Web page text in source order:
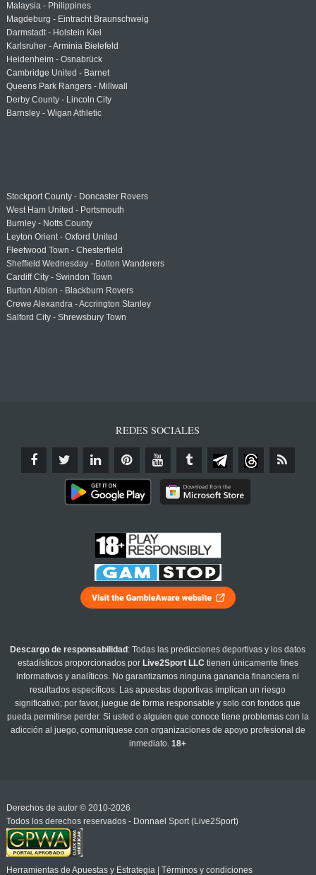
Malaysia - Philippines
Magdeburg - Eintracht Braunschweig
Darmstadt - Holstein Kiel
Karlsruher - Arminia Bielefeld
Heidenheim - Osnabrück
Cambridge United - Barnet
Queens Park Rangers - Millwall
Derby County - Lincoln City
Barnsley - Wigan Athletic
Stockport County - Doncaster Rovers
West Ham United - Portsmouth
Burnley - Notts County
Leyton Orient - Oxford United
Fleetwood Town - Chesterfield
Sheffield Wednesday - Bolton Wanderers
Cardiff City - Swindon Town
Burton Albion - Blackburn Rovers
Crewe Alexandra - Accrington Stanley
Salford City - Shrewsbury Town
REDES SOCIALES
Descargo de responsabilidad : Todas las predicciones deportivas y los datos
estadísticos proporcionados por Live2Sport LLC tienen únicamente fines
informativos y analíticos. No garantizamos ninguna ganancia financiera ni
resultados específicos. Las apuestas deportivas implican un riesgo
significativo; por favor, juegue de forma responsable y solo con fondos que
pueda permitirse perder. Si usted o alguien que conoce tiene problemas con la
adicción al juego, comuníquese con organizaciones de apoyo profesional de
inmediato.18+
Derechos de autor © 2010-2026
Todos los derechos reservados - Donnael Sport (Live2Sport)
Herramientas de Apuestas y Estrategia| Términos y condiciones